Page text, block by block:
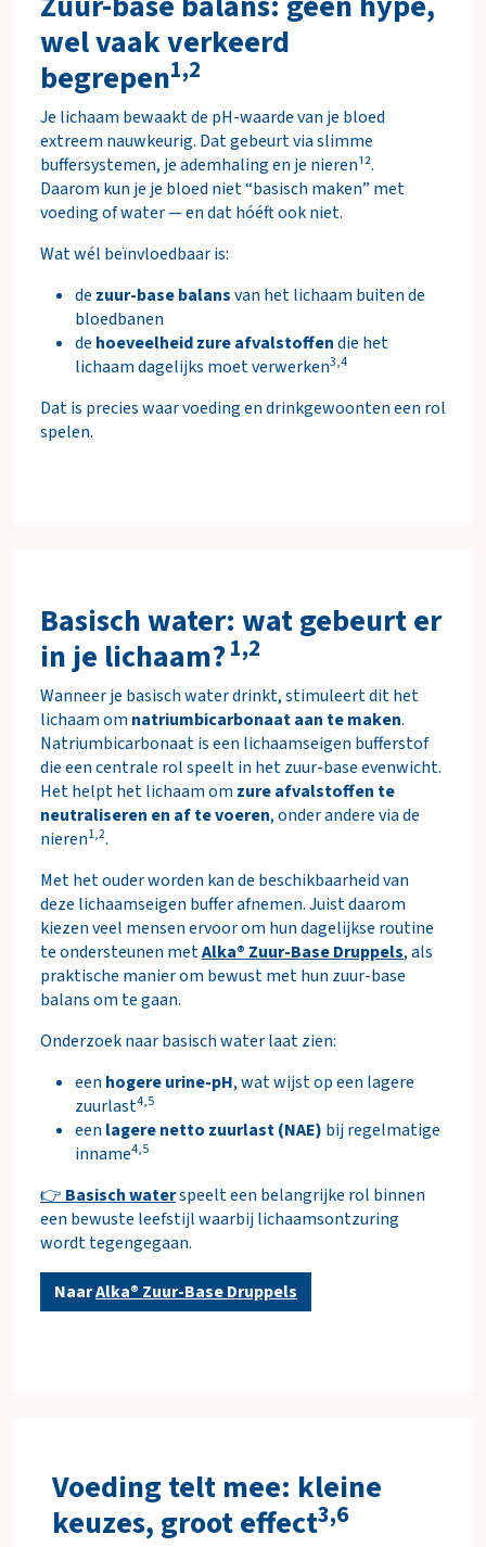
wel vaak verkeerd
begrepen1,2
Je lichaam bewaakt de pH-waarde van je bloed
extreem nauwkeurig. Dat gebeurt via slimme
buffersystemen, je ademhaling en je nieren¹².
Daarom kun je je bloed niet “basisch maken” met
voeding of water — en dat hóéft ook niet.
Wat wél beïnvloedbaar is:
de zuur-base balansvan het lichaam buiten de
bloedbanen
de hoeveelheid zure afvalstoffendie het
lichaam dagelijks moet verwerken3,4
Dat is precies waar voeding en drinkgewoonten een rol
spelen.
Basisch water: wat gebeurt er
in je lichaam?1,2
Wanneer je basisch water drinkt, stimuleert dit het
lichaam om natriumbicarbonaat aan te maken.
Natriumbicarbonaat is een lichaamseigen bufferstof
die een centrale rol speelt in het zuur-base evenwicht.
Het helpt het lichaam om zure afvalstoffen te
neutraliseren en af te voeren, onder andere via de
nieren1,2.
Met het ouder worden kan de beschikbaarheid van
deze lichaamseigen buffer afnemen. Juist daarom
kiezen veel mensen ervoor om hun dagelijkse routine
te ondersteunen metAlka® Zuur-Base Druppels, als
praktische manier om bewust met hun zuur-base
balans om te gaan.
Onderzoek naar basisch water laat zien:
een hogere urine-pH, wat wijst op een lagere
zuurlast4,5
een lagere netto zuurlast (NAE) bij regelmatige
inname4,5
👉 Basisch waterspeelt een belangrijke rol binnen
een bewuste leefstijl waarbij lichaamsontzuring
wordt tegengegaan.
NaarAlka® Zuur-Base Druppels
Voeding telt mee: kleine
keuzes, groot effect3,6